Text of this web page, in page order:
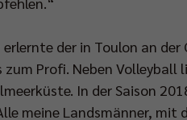
der in Toulon an
zum Profi. Neben
In der Saison
meine Landsmänner,